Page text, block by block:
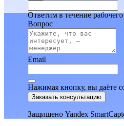
Ответим в течение
Вопрос
Email
Нажимая кнопку, вы даёте
Заказать консультацию
Защищено Yandex